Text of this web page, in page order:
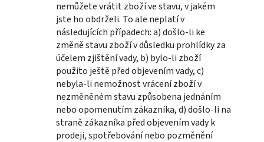
nemůžete vrátit zboží ve stavu, v jakém
jste ho obdrželi. To ale neplatí v
následujících případech: a) došlo-li ke
změně stavu zboží v důsledku prohlídky za
účelem zjištění vady, b) bylo-li zboží
použito ještě před objevením vady, c)
nebyla-li nemožnost vrácení zboží v
nezměněném stavu způsobena jednáním
nebo opomenutím zákazníka, d) došlo-li na
straně zákazníka před objevením vady k
prodeji, spotřebování nebo pozměnění